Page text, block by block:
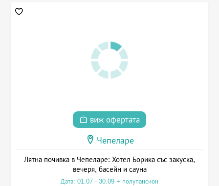
виж офертата
Чепеларе
Лятна почивка в Чепеларе: Хотел Борика със закуска,
вечеря, басейн и сауна
Дата: 01.07 - 30.09 + полупансион